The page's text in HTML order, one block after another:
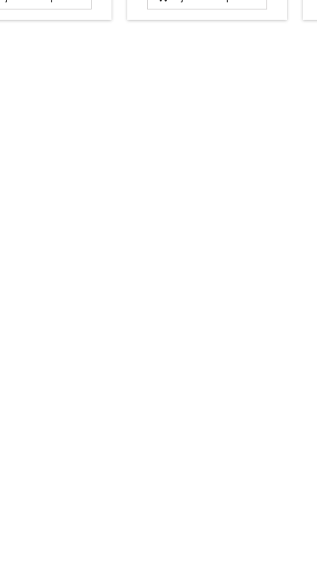
certifié
Normé GN 1/1
de gamme certifié
alimentaire Normé GN 1/3